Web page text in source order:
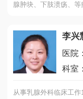
腺肿块、下肢溃疡、等
李兴
医院
科室
从事乳腺外科临床工